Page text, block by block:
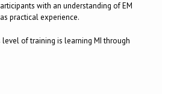
with an understanding of EM
practical experience.
of training is learning MI through